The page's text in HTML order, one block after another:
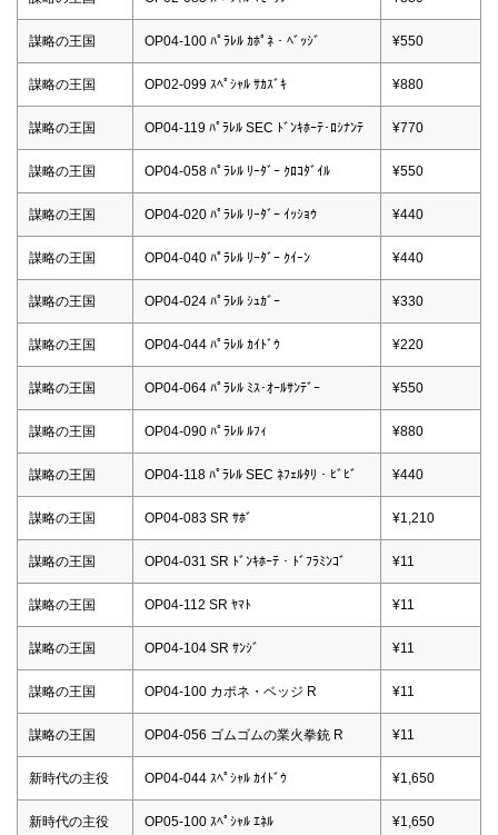
謀略の王国 OP04-100 ﾊﾟﾗﾚﾙ ｶﾎﾟﾈ・ﾍﾞｯｼﾞ ¥550
謀略の王国 OP02-099 ｽﾍﾟｼｬﾙ ｻｶｽﾞｷ ¥880
謀略の王国 OP04-119 ﾊﾟﾗﾚﾙ SEC ﾄﾞﾝｷﾎｰﾃ･ﾛｼﾅﾝﾃ ¥770
謀略の王国 OP04-058 ﾊﾟﾗﾚﾙ ﾘｰﾀﾞｰ ｸﾛｺﾀﾞｲﾙ ¥550
謀略の王国 OP04-020 ﾊﾟﾗﾚﾙ ﾘｰﾀﾞｰ ｲｯｼｮｳ ¥440
謀略の王国 OP04-040 ﾊﾟﾗﾚﾙ ﾘｰﾀﾞｰ ｸｲｰﾝ ¥440
謀略の王国 OP04-024 ﾊﾟﾗﾚﾙ ｼｭｶﾞｰ ¥330
謀略の王国 OP04-044 ﾊﾟﾗﾚﾙ ｶｲﾄﾞｳ ¥220
謀略の王国 OP04-064 ﾊﾟﾗﾚﾙ ﾐｽ･ｵｰﾙｻﾝﾃﾞｰ ¥550
謀略の王国 OP04-090 ﾊﾟﾗﾚﾙ ﾙﾌｨ ¥880
謀略の王国 OP04-118 ﾊﾟﾗﾚﾙ SEC ﾈﾌｪﾙﾀﾘ・ﾋﾞﾋﾞ ¥440
謀略の王国 OP04-083 SR ｻﾎﾞ ¥1,210
謀略の王国 OP04-031 SR ﾄﾞﾝｷﾎｰﾃ・ﾄﾞﾌﾗﾐﾝｺﾞ ¥11
謀略の王国 OP04-112 SR ﾔﾏﾄ ¥11
謀略の王国 OP04-104 SR ｻﾝｼﾞ ¥11
謀略の王国 OP04-100 カポネ・ベッジ R ¥11
謀略の王国 OP04-056 ゴムゴムの業火拳銃 R ¥11
新時代の主役 OP04-044 ｽﾍﾟｼｬﾙ ｶｲﾄﾞｳ ¥1,650
新時代の主役 OP05-100 ｽﾍﾟｼｬﾙ ｴﾈﾙ ¥1,650